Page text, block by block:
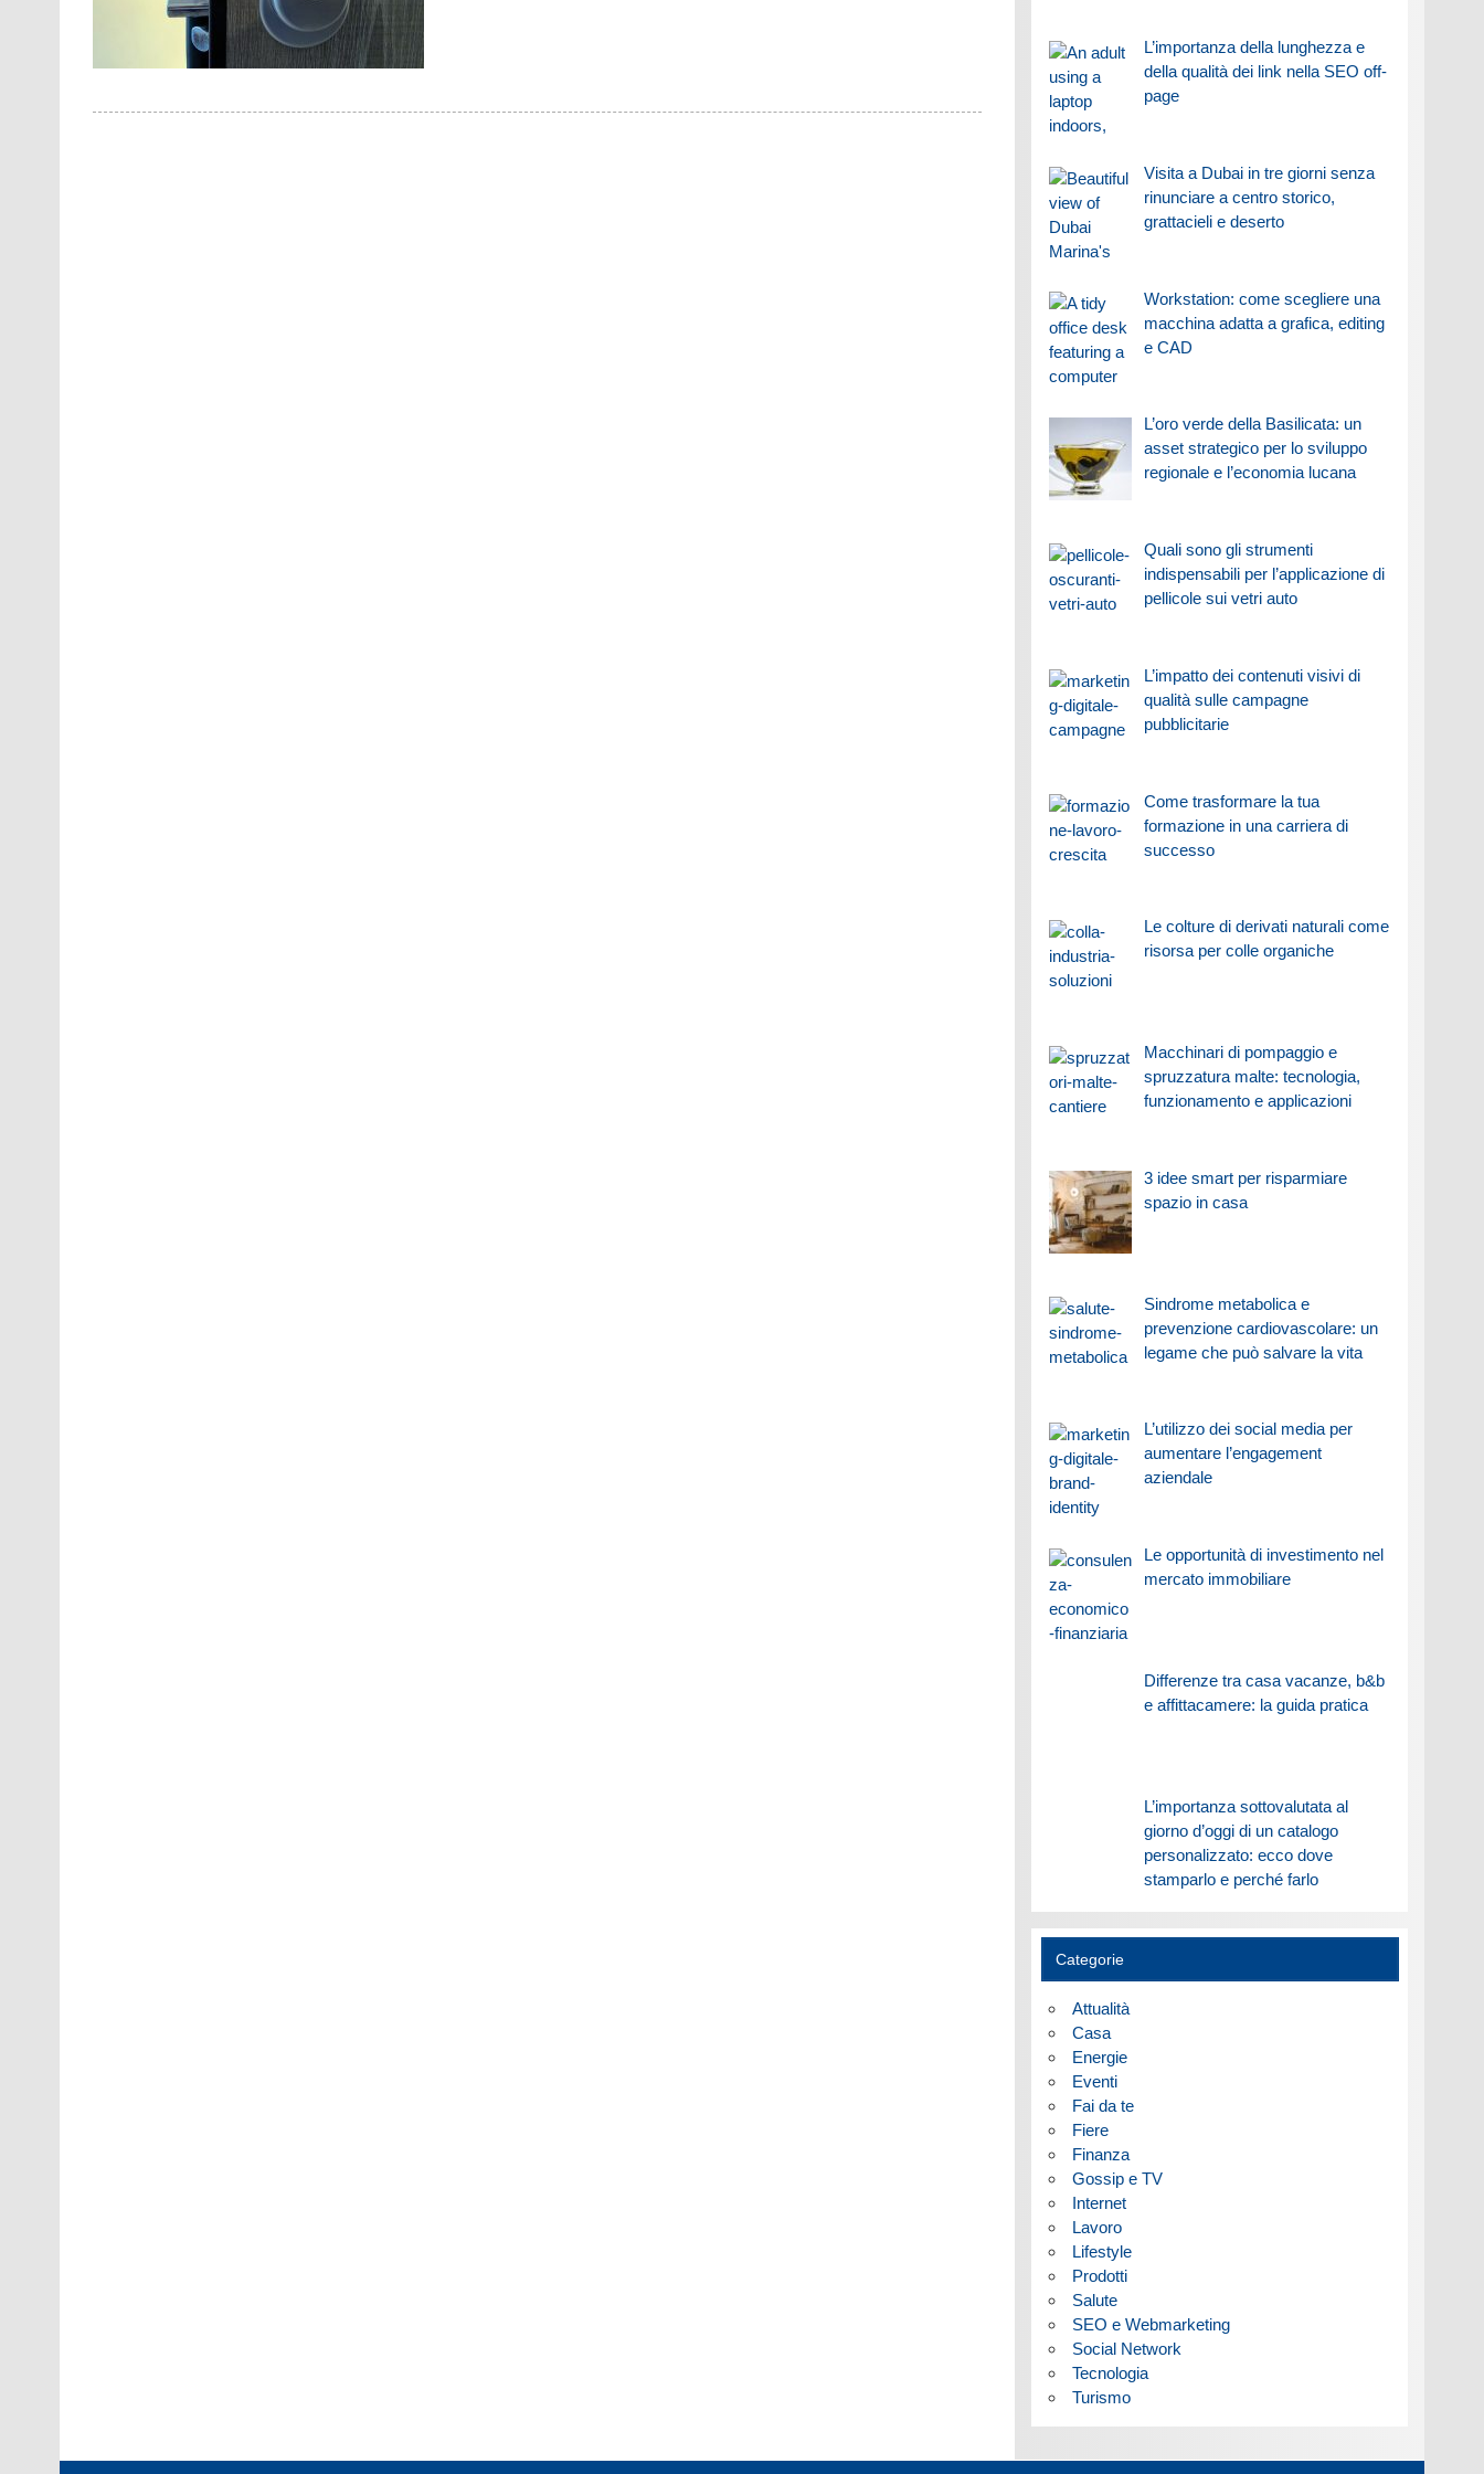
L’importanza della lunghezza e
della qualità dei link nella SEO off-
page
Visita a Dubai in tre giorni senza
rinunciare a centro storico,
grattacieli e deserto
Workstation: come scegliere una
macchina adatta a grafica, editing
e CAD
L’oro verde della Basilicata: un
asset strategico per lo sviluppo
regionale e l’economia lucana
Quali sono gli strumenti
indispensabili per l’applicazione di
pellicole sui vetri auto
L’impatto dei contenuti visivi di
qualità sulle campagne
pubblicitarie
Come trasformare la tua
formazione in una carriera di
successo
Le colture di derivati naturali come
risorsa per colle organiche
Macchinari di pompaggio e
spruzzatura malte: tecnologia,
funzionamento e applicazioni
3 idee smart per risparmiare
spazio in casa
Sindrome metabolica e
prevenzione cardiovascolare: un
legame che può salvare la vita
L’utilizzo dei social media per
aumentare l’engagement
aziendale
Le opportunità di investimento nel
mercato immobiliare
Differenze tra casa vacanze, b&b
e affittacamere: la guida pratica
L’importanza sottovalutata al
giorno d’oggi di un catalogo
personalizzato: ecco dove
stamparlo e perché farlo
Categorie
Attualità
Casa
Energie
Eventi
Fai da te
Fiere
Finanza
Gossip e TV
Internet
Lavoro
Lifestyle
Prodotti
Salute
SEO e Webmarketing
Social Network
Tecnologia
Turismo